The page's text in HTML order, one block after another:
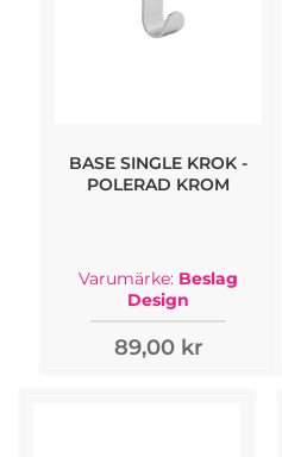
BASE SINGLE KROK -
POLERAD KROM
Varumärke: Beslag
Design
89,00 kr